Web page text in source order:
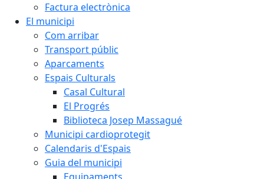
Factura electrònica
El municipi
Com arribar
Transport públic
Aparcaments
Espais Culturals
Casal Cultural
El Progrés
Biblioteca Josep Massagué
Municipi cardioprotegit
Calendaris d'Espais
Guia del municipi